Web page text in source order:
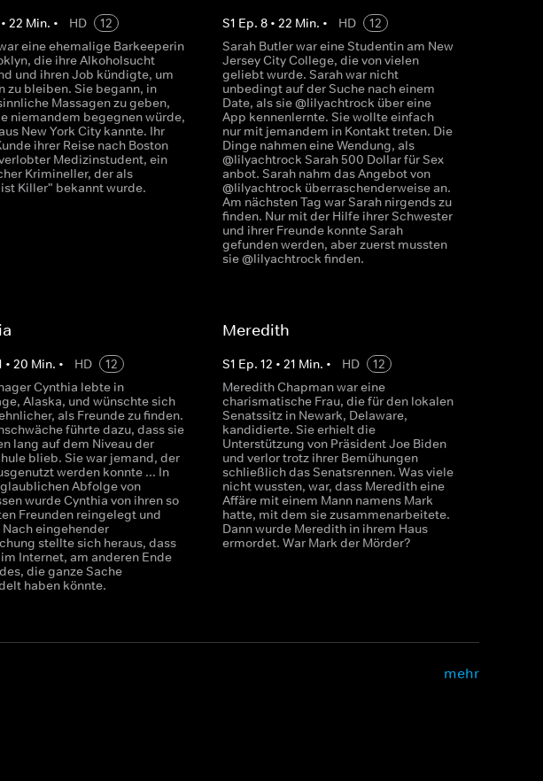
22 Min. • HD
12
eine ehemalige Barkeeperin
die ihre Alkoholsucht
und ihren Job kündigte, um
zu bleiben. Sie begann, in
Massagen zu geben,
niemandem begegnen würde,
New York City kannte. Ihr
ihrer Reise nach Boston
Medizinstudent, ein
Krimineller, der als
Killer" bekannt wurde.
S1 Ep. 8• 22 Min. • HD
12
Sarah Butler war eine Studentin am New
Jersey City College, die von vielen
geliebt wurde. Sarah war nicht
unbedingt auf der Suche nach einem
Date, als sie @lilyachtrock über eine
App kennenlernte. Sie wollte einfach
nur mit jemandem in Kontakt treten. Die
Dinge nahmen eine Wendung, als
@lilyachtrock Sarah 500 Dollar für Sex
anbot. Sarah nahm das Angebot von
@lilyachtrock überraschenderweise an.
Am nächsten Tag war Sarah nirgends zu
finden. Nur mit der Hilfe ihrer Schwester
und ihrer Freunde konnte Sarah
gefunden werden, aber zuerst mussten
sie @lilyachtrock finden.
• 20 Min. • HD
12
Cynthia lebte in
Alaska, und wünschte sich
als Freunde zu finden.
führte dazu, dass sie
lang auf dem Niveau der
blieb. Sie war jemand, der
werden konnte ... In
Abfolge von
wurde Cynthia von ihren so
Freunden reingelegt und
eingehender
stellte sich heraus, dass
Internet, am anderen Ende
die ganze Sache
haben könnte.
Meredith
S1 Ep. 12 • 21 Min. • HD
12
Meredith Chapman war eine
charismatische Frau, die für den lokalen
Senatssitz in Newark, Delaware,
kandidierte. Sie erhielt die
Unterstützung von Präsident Joe Biden
und verlor trotz ihrer Bemühungen
schließlich das Senatsrennen. Was viele
nicht wussten, war, dass Meredith eine
Affäre mit einem Mann namens Mark
hatte, mit dem sie zusammenarbeitete.
Dann wurde Meredith in ihrem Haus
ermordet. War Mark der Mörder?
mehr